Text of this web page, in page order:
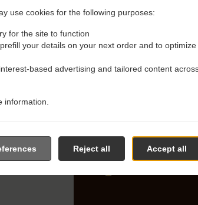
use cookies for the following purposes:
for the site to function
your details on your next order and to optimize
based advertising and tailored content
information.
Accept all
Reject all
доставки - 0,00 €
,
доставки - 0,00 €
Eversten ,
,
,
,
Borbeck,
Wahnbeck,
,